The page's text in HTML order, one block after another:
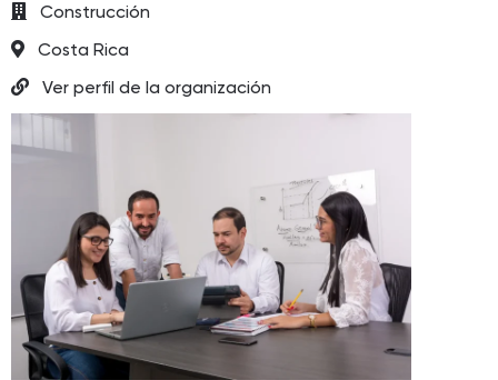
Construcción
Costa Rica
Ver perfil de la organización